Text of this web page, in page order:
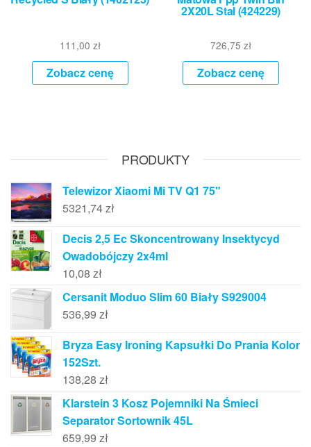
111,00 zł
Zobacz cenę
2X20L Stal (424229)
726,75zł
Zobacz cenę
PRODUKTY
Telewizor Xiaomi Mi TV Q1 75"
5321,74zł
Decis 2,5 Ec Skoncentrowany Insektycyd
Owadobójczy 2x4ml
10,08 zł
Cersanit Moduo Slim 60 Biały S929004
536,99 zł
Bryza Easy Ironing Kapsułki Do Prania Kolor
152Szt.
138,28 zł
Klarstein 3 Kosz Pojemniki Na Śmieci
Separator Sortownik 45L
659,99 zł